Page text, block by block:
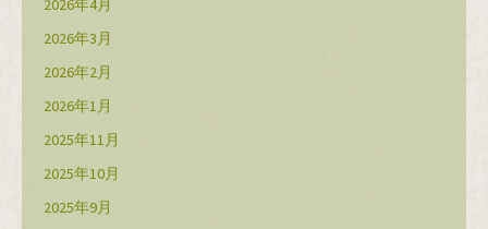
2026年4月
2026年3月
2026年2月
2026年1月
2025年11月
2025年10月
2025年9月